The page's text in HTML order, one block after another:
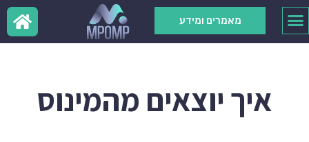
מאמרים ומידע
איך יוצאים מהמינוס